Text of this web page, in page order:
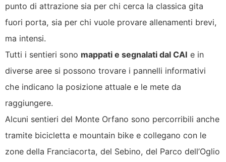
punto di attrazione sia per chi cerca la classica gita
fuori porta, sia per chi vuole provare allenamenti brevi,
ma intensi.
Tutti i sentieri sono mappati e segnalati dal CAI e in
diverse aree si possono trovare i pannelli informativi
che indicano la posizione attuale e le mete da
raggiungere.
Alcuni sentieri del Monte Orfano sono percorribili anche
tramite bicicletta e mountain bike e collegano con le
zone della Franciacorta, del Sebino, del Parco dell’Oglio